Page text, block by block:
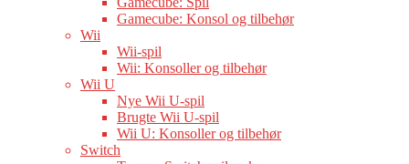
Gamecube: Konsol og tilbehør
Wii
Wii-spil
Wii: Konsoller og tilbehør
Wii U
Nye Wii U-spil
Brugte Wii U-spil
Wii U: Konsoller og tilbehør
Switch